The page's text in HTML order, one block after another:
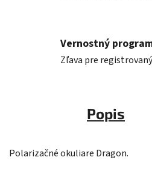
Vernostný
Zľava pre
Popis
Polarizačné okuliare Dragon.